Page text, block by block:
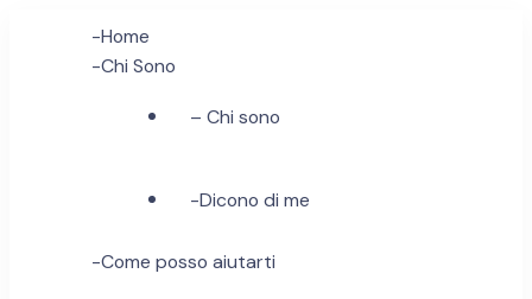
-Home
-Chi Sono
– Chi sono
-Dicono di me
-Come posso aiutarti